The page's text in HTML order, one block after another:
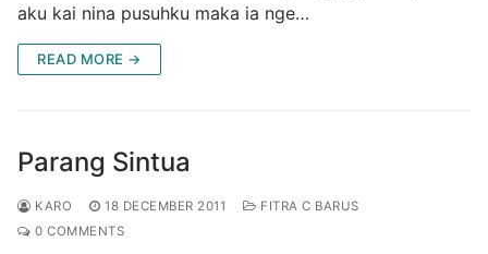
aku kai nina pusuhku maka ia nge…
READ MORE →
Parang Sintua
KARO 18 DECEMBER 2011
FITRA C BARUS
0 COMMENTS